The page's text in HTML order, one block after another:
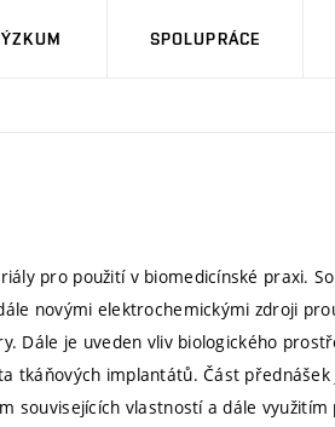
SPOLUPRÁCE
pro použití v biomedicínské praxi.
novými elektrochemickými zdroji
Dále je uveden vliv biologického
tkáňových implantátů. Část
souvisejících vlastností a dále